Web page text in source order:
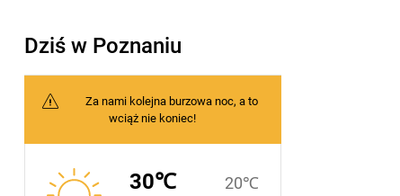
Dziś w Poznaniu
Za nami kolejna burzowa noc, a to
wciąż nie koniec!
30℃ 20℃